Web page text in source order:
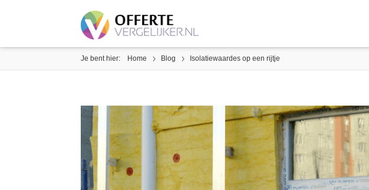
Je bent hier: Home Blog Isolatiewaardes op een rijtje